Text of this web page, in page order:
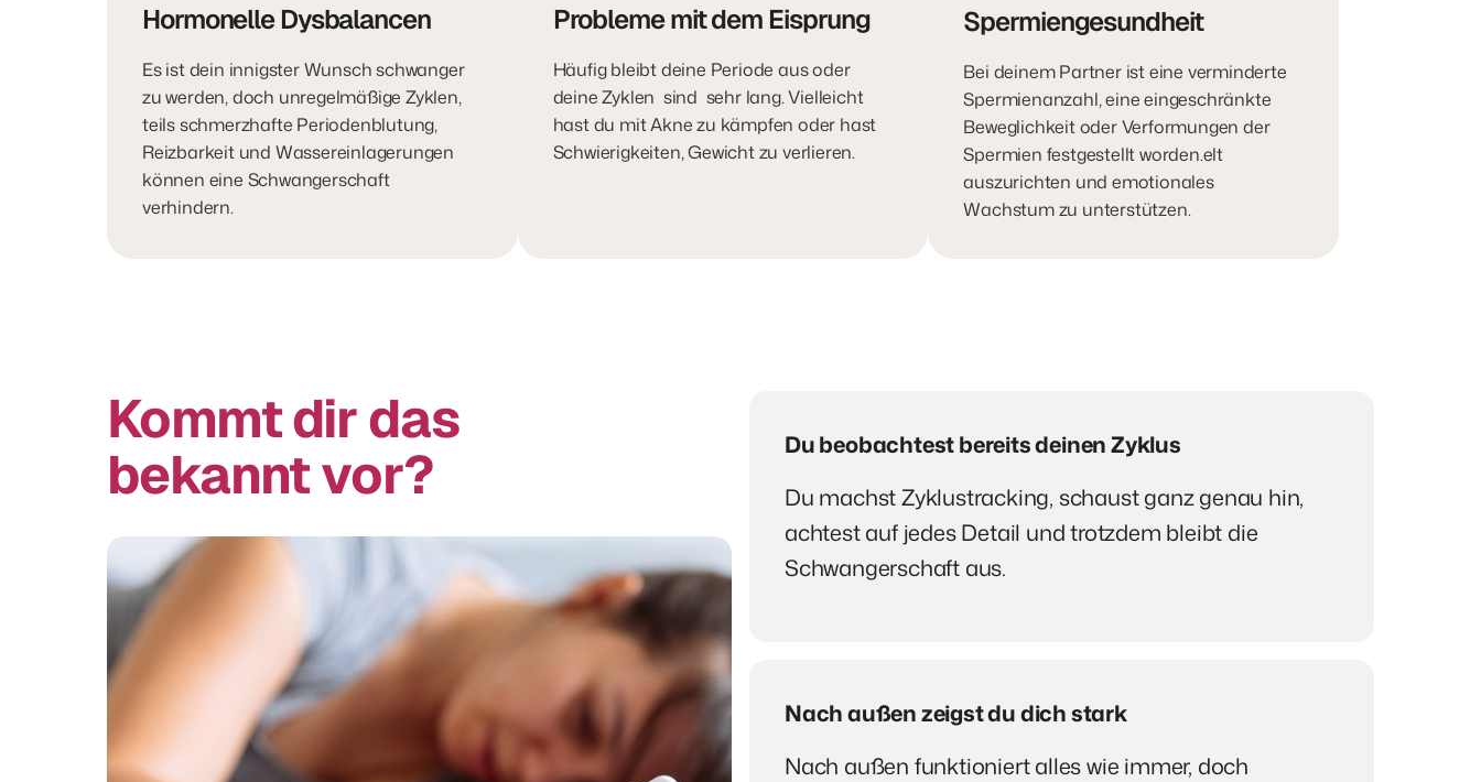
Hormonelle Dysbalancen
Es ist dein innigster Wunsch schwanger
zu werden, doch unregelmäßige Zyklen,
teils schmerzhafte Periodenblutung,
Reizbarkeit und Wassereinlagerungen
können eine Schwangerschaft
verhindern.
Probleme mit dem Eisprung
Häufig bleibt deine Periode aus oder
deine Zyklen  sind  sehr lang. Vielleicht
hast du mit Akne zu kämpfen oder hast
Schwierigkeiten, Gewicht zu verlieren.
Spermiengesundheit
Bei deinem Partner ist eine verminderte
Spermienanzahl, eine eingeschränkte
Beweglichkeit oder Verformungen der
Spermien festgestellt worden.elt
auszurichten und emotionales
Wachstum zu unterstützen.
Kommt dir das
bekannt vor?
Du beobachtest bereits deinen Zyklus
Du machst Zyklustracking, schaust ganz genau hin,
achtest auf jedes Detail und trotzdem bleibt die
Schwangerschaft aus.
Nach außen zeigst du dich stark
Nach außen funktioniert alles wie immer, doch